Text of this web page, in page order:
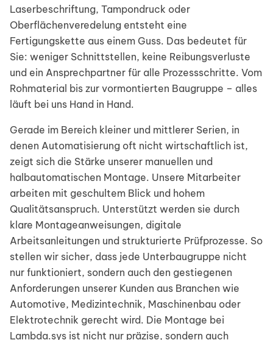
Laserbeschriftung, Tampondruck oder
Oberflächenveredelung entsteht eine
Fertigungskette aus einem Guss. Das bedeutet für
Sie: weniger Schnittstellen, keine Reibungsverluste
und ein Ansprechpartner für alle Prozessschritte. Vom
Rohmaterial bis zur vormontierten Baugruppe – alles
läuft bei uns Hand in Hand.
Gerade im Bereich kleiner und mittlerer Serien, in
denen Automatisierung oft nicht wirtschaftlich ist,
zeigt sich die Stärke unserer manuellen und
halbautomatischen Montage. Unsere Mitarbeiter
arbeiten mit geschultem Blick und hohem
Qualitätsanspruch. Unterstützt werden sie durch
klare Montageanweisungen, digitale
Arbeitsanleitungen und strukturierte Prüfprozesse. So
stellen wir sicher, dass jede Unterbaugruppe nicht
nur funktioniert, sondern auch den gestiegenen
Anforderungen unserer Kunden aus Branchen wie
Automotive, Medizintechnik, Maschinenbau oder
Elektrotechnik gerecht wird. Die Montage bei
Lambda.sys ist nicht nur präzise, sondern auch